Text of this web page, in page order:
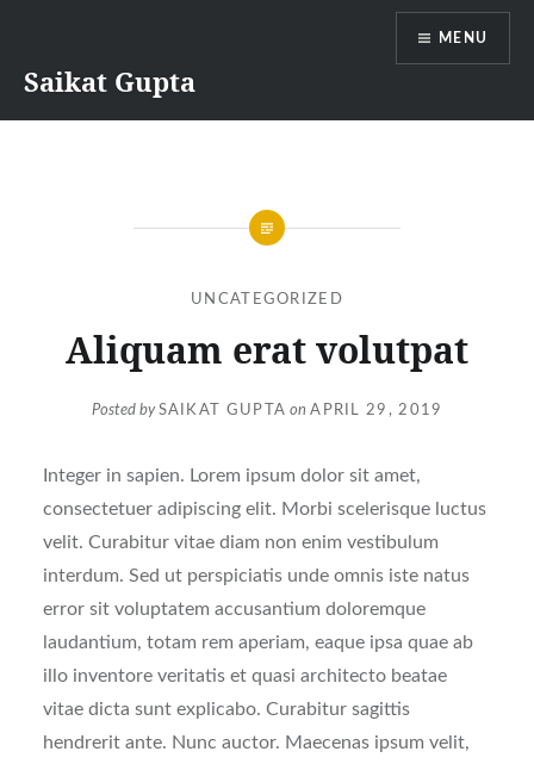
content
Saikat Gupta
MENU
UNCATEGORIZED
Aliquam erat volutpat
Posted bySAIKAT GUPTA onAPRIL 29, 2019
Integer in sapien. Lorem ipsum dolor sit amet,
consectetuer adipiscing elit. Morbi scelerisque luctus
velit. Curabitur vitae diam non enim vestibulum
interdum. Sed ut perspiciatis unde omnis iste natus
error sit voluptatem accusantium doloremque
laudantium, totam rem aperiam, eaque ipsa quae ab
illo inventore veritatis et quasi architecto beatae
vitae dicta sunt explicabo. Curabitur sagittis
hendrerit ante. Nunc auctor. Maecenas ipsum velit,